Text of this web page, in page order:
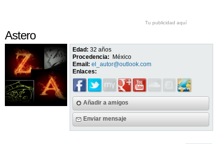
Tu publicidad aquí
Astero
Edad: 32 años
Procedencia:
México
Email: el_autor@outlook.com
Enlaces:
Añadir a amigos
Enviar mensaje